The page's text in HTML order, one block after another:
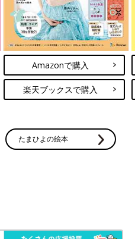
Amazonで購入
楽天ブックスで購入
たまひよの絵本